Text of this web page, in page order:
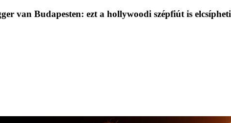
van Budapesten: ezt a hollywoodi szépfiút is elcsípheti